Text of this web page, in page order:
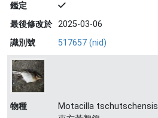
鑑定
最後修改於 2025-03-06
識別號
517657 (nid)
物種
Motacilla tschutschensis